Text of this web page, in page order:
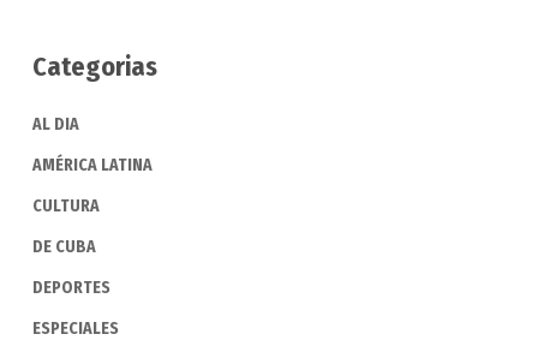
Categorias
AL DIA
AMÉRICA LATINA
CULTURA
DE CUBA
DEPORTES
ESPECIALES